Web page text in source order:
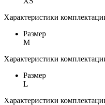
Характеристики
Размер
M
Характеристики
Размер
L
Характеристики